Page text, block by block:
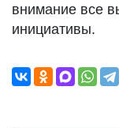
внимание все
инициативы.